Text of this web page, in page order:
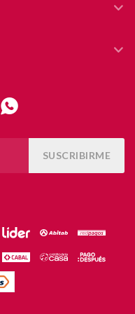

SUSCRIBIRME